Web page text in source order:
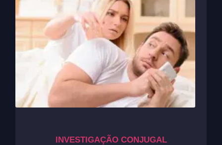
INVESTIGAÇÃO CONJUGAL